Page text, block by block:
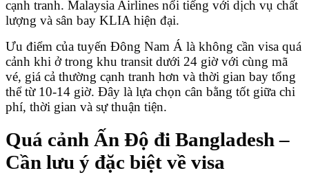
cạnh tranh. Malaysia Airlines nổi tiếng với dịch vụ chất
lượng và sân bay KLIA hiện đại.
Ưu điểm của tuyến Đông Nam Á là không cần visa quá
cảnh khi ở trong khu transit dưới 24 giờ với cùng mã
vé, giá cả thường cạnh tranh hơn và thời gian bay tổng
thể từ 10-14 giờ. Đây là lựa chọn cân bằng tốt giữa chi
phí, thời gian và sự thuận tiện.
Quá cảnh Ấn Độ đi Bangladesh –
Cần lưu ý đặc biệt về visa